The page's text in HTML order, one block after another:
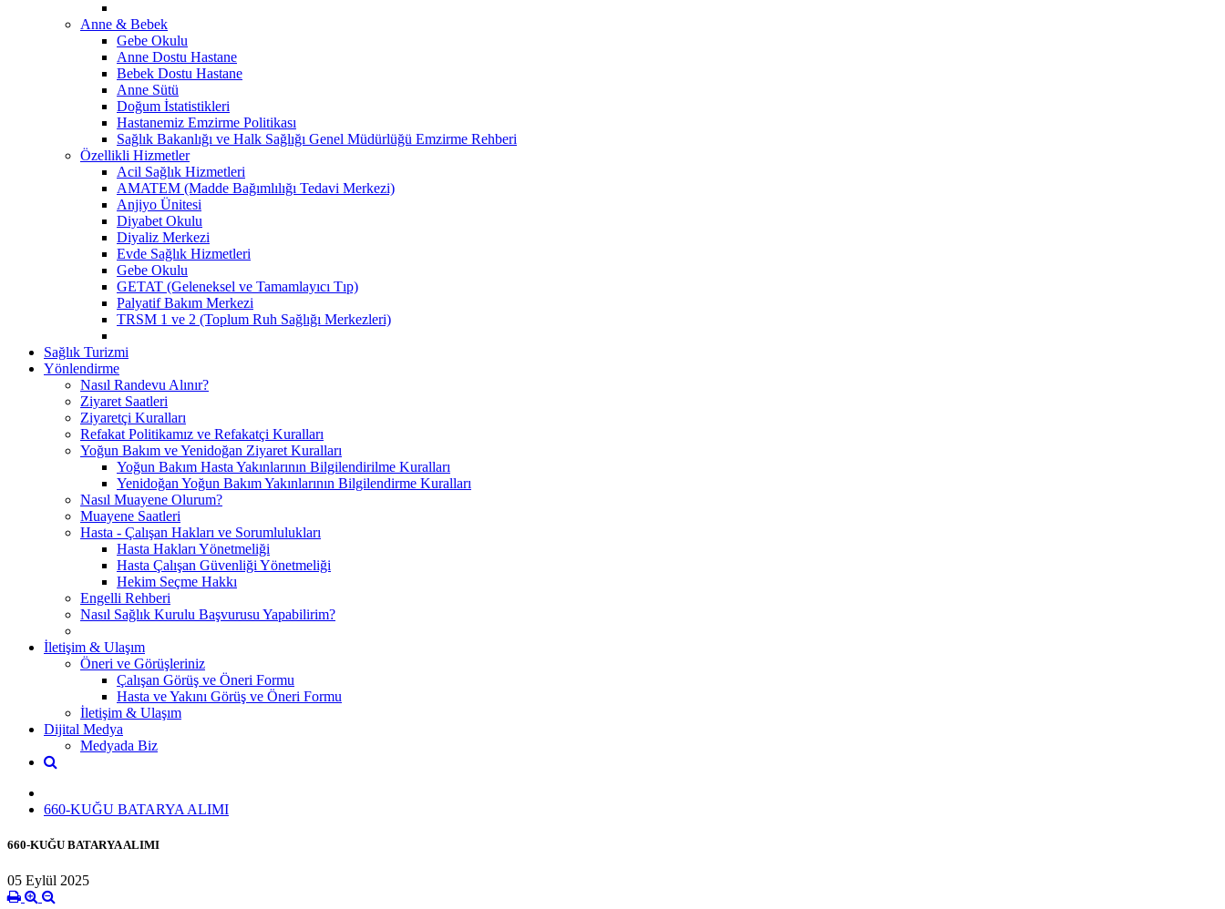
Anne & Bebek
Gebe Okulu
Anne Dostu Hastane
Bebek Dostu Hastane
Anne Sütü
Doğum İstatistikleri
Hastanemiz Emzirme Politikası
Sağlık Bakanlığı ve Halk Sağlığı Genel Müdürlüğü Emzirme Rehberi
Özellikli Hizmetler
Acil Sağlık Hizmetleri
AMATEM (Madde Bağımlılığı Tedavi Merkezi)
Anjiyo Ünitesi
Diyabet Okulu
Diyaliz Merkezi
Evde Sağlık Hizmetleri
Gebe Okulu
GETAT (Geleneksel ve Tamamlayıcı Tıp)
Palyatif Bakım Merkezi
TRSM 1 ve 2 (Toplum Ruh Sağlığı Merkezleri)
Sağlık Turizmi
Yönlendirme
Nasıl Randevu Alınır?
Ziyaret Saatleri
Ziyaretçi Kuralları
Refakat Politikamız ve Refakatçi Kuralları
Yoğun Bakım ve Yenidoğan Ziyaret Kuralları
Yoğun Bakım Hasta Yakınlarının Bilgilendirilme Kuralları
Yenidoğan Yoğun Bakım Yakınlarının Bilgilendirme Kuralları
Nasıl Muayene Olurum?
Muayene Saatleri
Hasta - Çalışan Hakları ve Sorumlulukları
Hasta Hakları Yönetmeliği
Hasta Çalışan Güvenliği Yönetmeliği
Hekim Seçme Hakkı
Engelli Rehberi
Nasıl Sağlık Kurulu Başvurusu Yapabilirim?
İletişim & Ulaşım
Öneri ve Görüşleriniz
Çalışan Görüş ve Öneri Formu
Hasta ve Yakını Görüş ve Öneri Formu
İletişim & Ulaşım
Dijital Medya
Medyada Biz
660-KUĞU BATARYA ALIMI
660-KUĞU BATARYA ALIMI
05 Eylül 2025